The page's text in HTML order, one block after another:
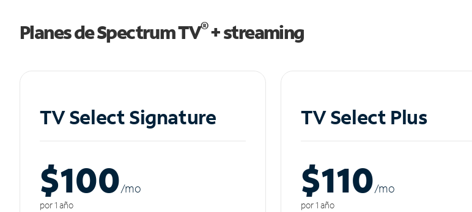
Planes de Spectrum TV®+ streaming
TV Select Signature
$100/mo
por 1 año
TV Select Plus
$110/mo
por 1 año